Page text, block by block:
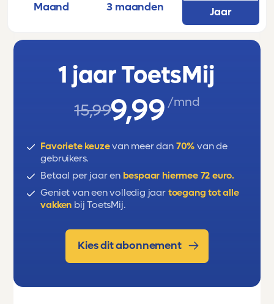
onderwerpen: zygote, foetus, x-
geslachtskenmerken, haploïd, meiose,
hypothalamus, negatieve terugkoppeling,
oxytocine, IVF, NIPT, weefselkweek, SOA’s.
Maand 3 maanden Jaar
1 jaar ToetsMij
15,999,99 /mnd
Favoriete keuzevan meer dan 70% van de
gebruikers.
Betaal per jaar en bespaar hiermee 72 euro.
Geniet van een volledig jaar toegang tot alle
vakken bij ToetsMij.
Kies dit abonnement